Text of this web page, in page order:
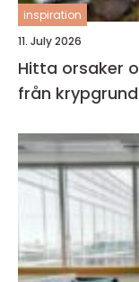
inspiration
11. July 2026
Hitta orsaker
från